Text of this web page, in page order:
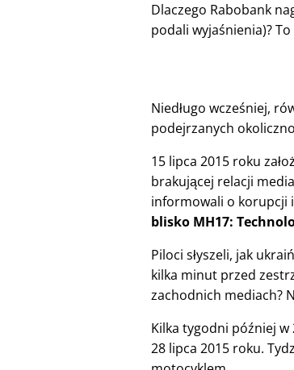
Dlaczego Rabobank
podali wyjaśnienia)?
Niedługo wcześniej,
podejrzanych
15 lipca 2015 roku
brakującej relacji
informowali o korupcji
blisko MH17:
Piloci słyszeli, jak
kilka minut przed
zachodnich mediach?
Kilka tygodni później
28 lipca 2015 roku.